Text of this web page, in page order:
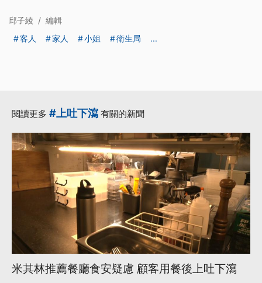
邱子綾 / 編輯
客人
家人 小姐 衛生局 ...
閱讀更多 #上吐下瀉 有關的新聞
米其林推薦餐廳食安疑慮 顧客用餐後上吐下瀉